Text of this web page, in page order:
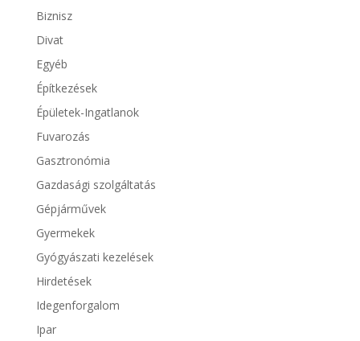
Biznisz
Divat
Egyéb
Építkezések
Épületek-Ingatlanok
Fuvarozás
Gasztronómia
Gazdasági szolgáltatás
Gépjárművek
Gyermekek
Gyógyászati kezelések
Hirdetések
Idegenforgalom
Ipar